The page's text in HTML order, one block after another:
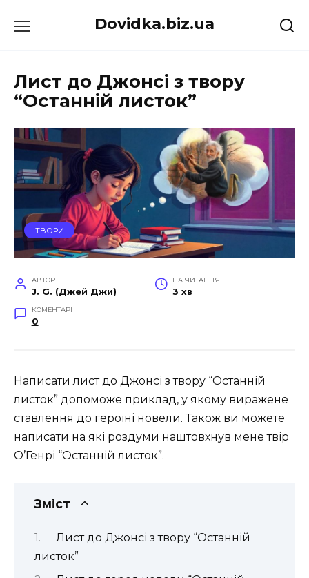
до
Dovidka.biz.ua
Лист до Джонсі з твору
“Останній листок”
ТВОРИ
АВТОР
J. G. (Джей Джи)
НА ЧИТАННЯ
3 хв
КОМЕНТАРІ
0
Написати лист до Джонсі з твору “Останній
листок” допоможе приклад, у якому виражене
ставлення до героїні новели. Також ви можете
написати на які роздуми наштовхнув мене твір
О’Генрі “Останній листок”.
Зміст
Лист до Джонсі з твору “Останній
листок”